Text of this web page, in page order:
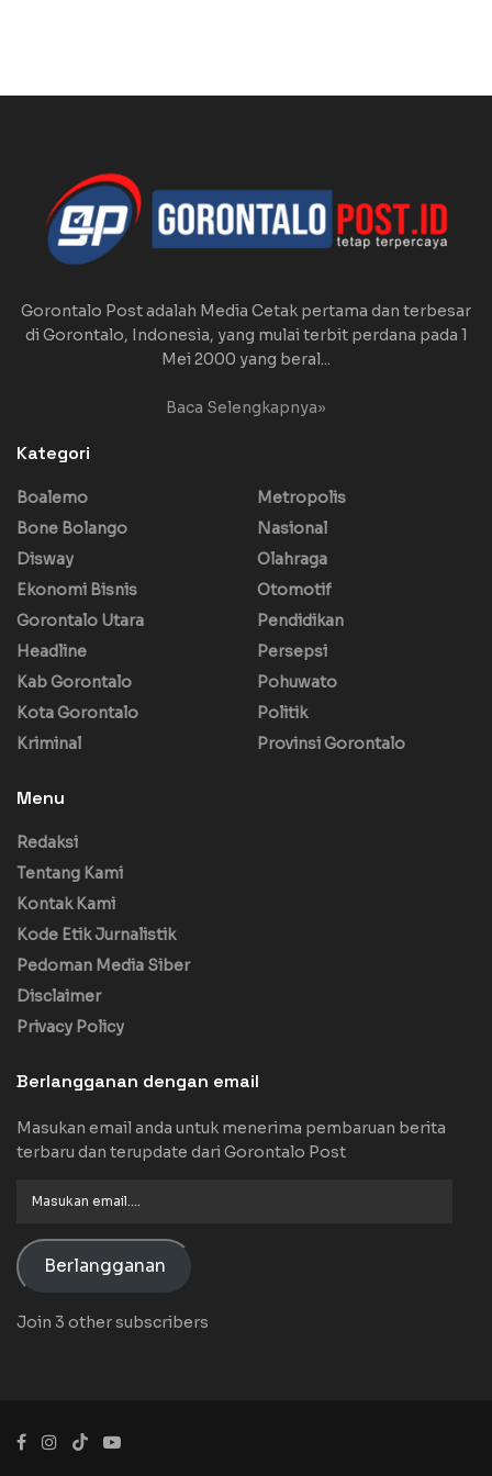
Gorontalo Post adalah Media Cetak pertama dan terbesar
di Gorontalo, Indonesia, yang mulai terbit perdana pada 1
Mei 2000 yang beral...
Baca Selengkapnya»
Kategori
Boalemo
Bone Bolango
Disway
Ekonomi Bisnis
Gorontalo Utara
Headline
Kab Gorontalo
Kota Gorontalo
Kriminal
Metropolis
Nasional
Olahraga
Otomotif
Pendidikan
Persepsi
Pohuwato
Politik
Provinsi Gorontalo
Menu
Redaksi
Tentang Kami
Kontak Kami
Kode Etik Jurnalistik
Pedoman Media Siber
Disclaimer
Privacy Policy
Berlangganan dengan email
Masukan email anda untuk menerima pembaruan berita
terbaru dan terupdate dari Gorontalo Post
Berlangganan
Join 3 other subscribers